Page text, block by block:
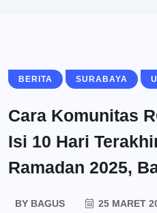
BERITA SURABAYA
Cara Komunitas
Isi 10 Hari
Ramadan 2025,
BYBAGUS 25 MARET